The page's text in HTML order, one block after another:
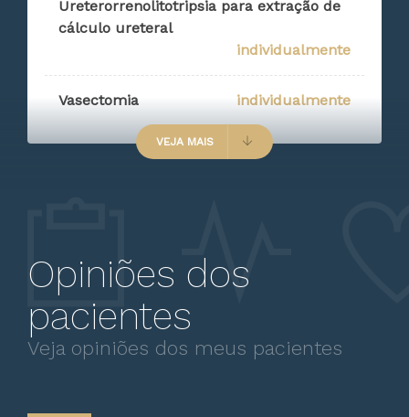
Ureterorrenolitotripsia para extração de
cálculo ureteral
individualmente
Vasectomia individualmente
VEJA MAIS
Opiniões dos
pacientes
Veja opiniões dos meus pacientes